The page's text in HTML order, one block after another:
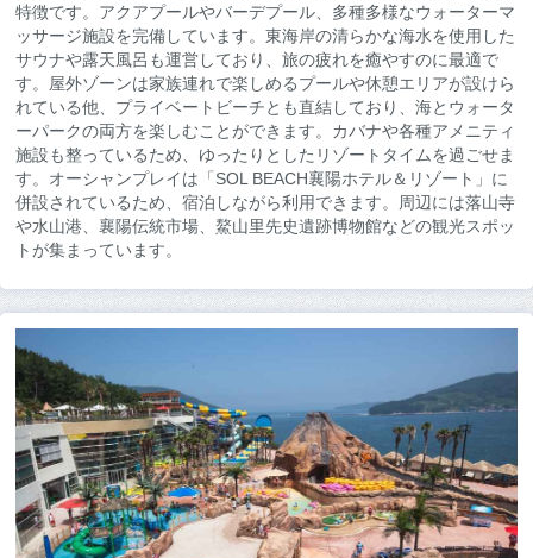
特徴です。アクアプールやバーデプール、多種多様なウォーターマ
ッサージ施設を完備しています。東海岸の清らかな海水を使用した
サウナや露天風呂も運営しており、旅の疲れを癒やすのに最適で
す。屋外ゾーンは家族連れで楽しめるプールや休憩エリアが設けら
れている他、プライベートビーチとも直結しており、海とウォータ
ーパークの両方を楽しむことができます。カバナや各種アメニティ
施設も整っているため、ゆったりとしたリゾートタイムを過ごせま
す。オーシャンプレイは「SOL BEACH襄陽ホテル＆リゾート」に
併設されているため、宿泊しながら利用できます。周辺には落山寺
や水山港、襄陽伝統市場、鰲山里先史遺跡博物館などの観光スポッ
トが集まっています。